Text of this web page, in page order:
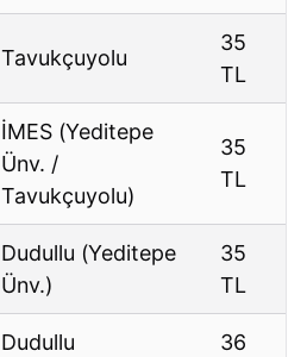
Tavukçuyolu
35
TL
İMES (Yeditepe
Ünv. /
Tavukçuyolu)
35
TL
Dudullu (Yeditepe
Ünv.)
35
TL
Dudullu
36